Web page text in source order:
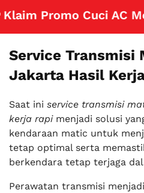
Promo Cuci AC
Service Transmisi
Jakarta Hasil
Saat ini service transmisi
kerja rapimenjadi solusi
kendaraan matic untuk
tetap optimal serta
berkendara tetap terjaga
Perawatan transmisi